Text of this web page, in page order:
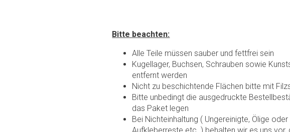
Bitte beachten:
Alle Teile müssen sauber und fettfrei sein
Kugellager, Buchsen, Schrauben sowie
entfernt werden
Nicht zu beschichtende Flächen bitte mit
Bitte unbedingt die ausgedruckte
das Paket legen
Bei Nichteinhaltung ( Ungereinigte, Ölige